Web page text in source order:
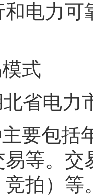
电力
式
北省电力
要包括
等。
拍）等